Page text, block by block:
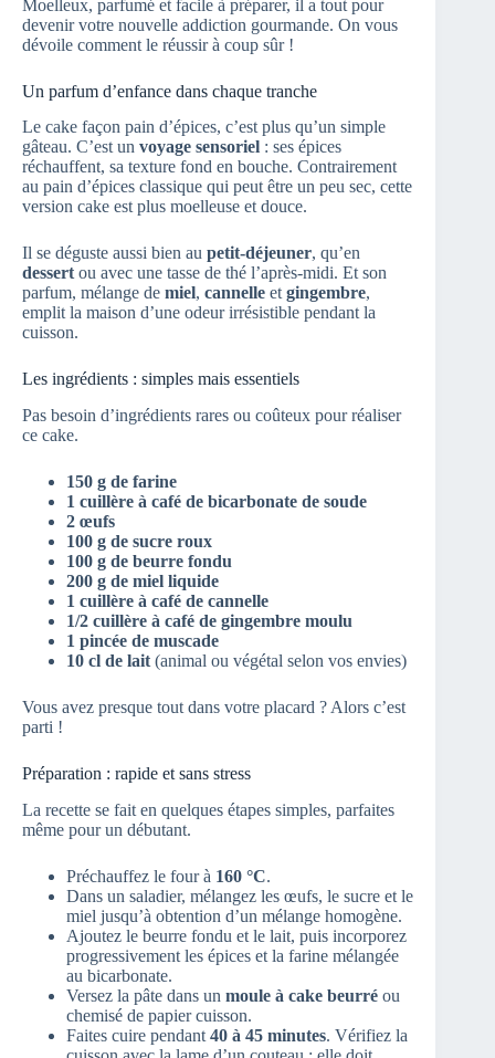
Moelleux, parfumé et facile à préparer, il a tout pour
devenir votre nouvelle addiction gourmande. On vous
dévoile comment le réussir à coup sûr !
Un parfum d’enfance dans chaque tranche
Le cake façon pain d’épices, c’est plus qu’un simple
gâteau. C’est un voyage sensoriel : ses épices
réchauffent, sa texture fond en bouche. Contrairement
au pain d’épices classique qui peut être un peu sec, cette
version cake est plus moelleuse et douce.
Il se déguste aussi bien au petit-déjeuner, qu’en
dessert ou avec une tasse de thé l’après-midi. Et son
parfum, mélange de miel, cannelle et gingembre,
emplit la maison d’une odeur irrésistible pendant la
cuisson.
Les ingrédients : simples mais essentiels
Pas besoin d’ingrédients rares ou coûteux pour réaliser
ce cake.
150 g de farine
1 cuillère à café de bicarbonate de soude
2 œufs
100 g de sucre roux
100 g de beurre fondu
200 g de miel liquide
1 cuillère à café de cannelle
1/2 cuillère à café de gingembre moulu
1 pincée de muscade
10 cl de lait (animal ou végétal selon vos envies)
Vous avez presque tout dans votre placard ? Alors c’est
parti !
Préparation : rapide et sans stress
La recette se fait en quelques étapes simples, parfaites
même pour un débutant.
Préchauffez le four à 160 °C.
Dans un saladier, mélangez les œufs, le sucre et le
miel jusqu’à obtention d’un mélange homogène.
Ajoutez le beurre fondu et le lait, puis incorporez
progressivement les épices et la farine mélangée
au bicarbonate.
Versez la pâte dans un moule à cake beurré ou
chemisé de papier cuisson.
Faites cuire pendant 40 à 45 minutes. Vérifiez la